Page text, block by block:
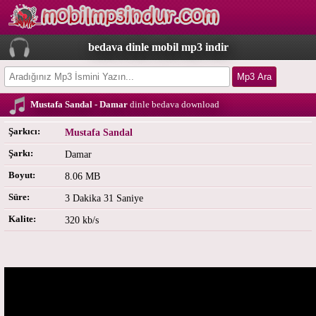
bedava dinle mobil mp3 indir
Mustafa Sandal - Damardinle bedava download
Şarkıcı: Mustafa Sandal
Şarkı: Damar
Boyut: 8.06 MB
Süre: 3 Dakika 31 Saniye
Kalite: 320 kb/s